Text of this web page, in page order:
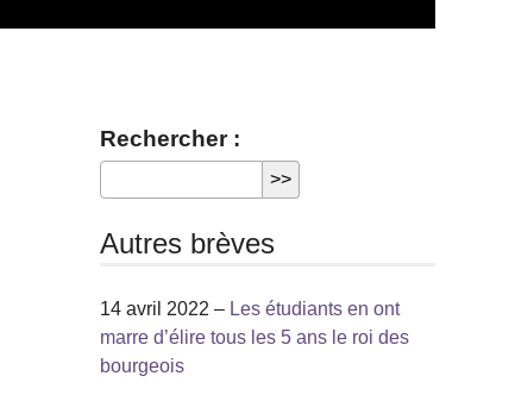
Rechercher :
Autres brèves
14 avril 2022 – Les étudiants en ont
marre d’élire tous les 5 ans le roi des
bourgeois